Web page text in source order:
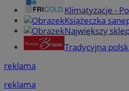
Klimatyzacje -
Książeczka
Największy
Tradycyjna
reklama
reklama